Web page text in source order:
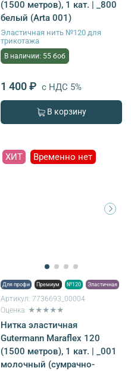
(1500 метров), 1 кат. | _800
белый (Arta 001)
Эластичная нить №120 для
трикотажа
В наличии: 55 боб
1 400 ₽ с НДС 5%
В корзину
ХИТ Временно нет
Для профи Премиум №120 Эластичная
Артикул: 7736693_00004
Оценка: ★★★★★
Нитка эластичная
Gutermann Maraflex 120
(1500 метров), 1 кат. | _001
молочный (сумрачно-